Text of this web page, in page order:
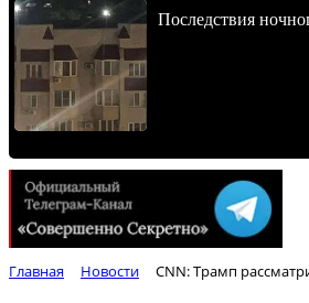
Последствия
Главная Новости CNN: Трамп